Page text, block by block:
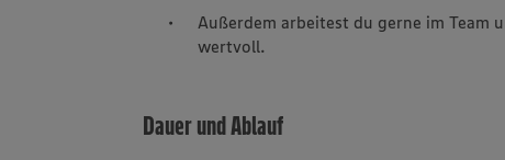
Außerdem arbeitest du gerne im Team
wertvoll.
Dauer und Ablauf